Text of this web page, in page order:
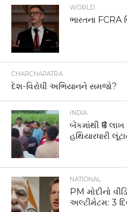
WORLD
ભારતના FCRA
CHARCHAPATRA
દેશ-વિરોધી અભિયાનને સમજો?
INDIA
બેંકમાંથી ₹6
હથિયારધારી
NATIONAL
PM મોદીનો
અલ્ટીમેટમ: 3